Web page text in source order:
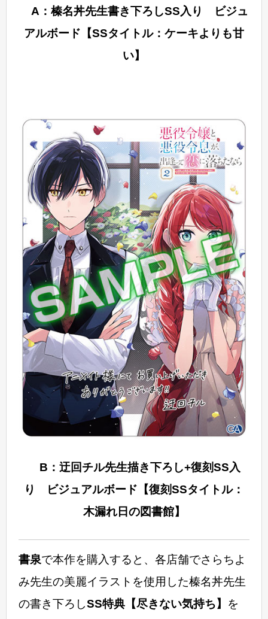
A：榛名丼先生書き下ろしSS入り ビジュ
アルボード【SSタイトル：ケーキよりも甘
い】
B：迂回チル先生描き下ろし+復刻SS入
り ビジュアルボード【復刻SSタイトル：
木漏れ日の図書館】
書泉で本作を購入すると、各店舗でさらちよ
み先生の美麗イラストを使用した榛名丼先生
の書き下ろしSS特典【尽きない気持ち】 を